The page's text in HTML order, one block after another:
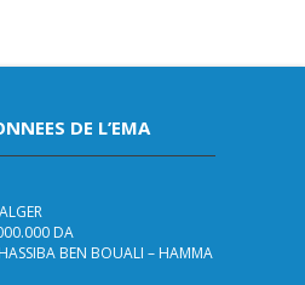
DE L’EMA
DA
BEN BOUALI – HAMMA